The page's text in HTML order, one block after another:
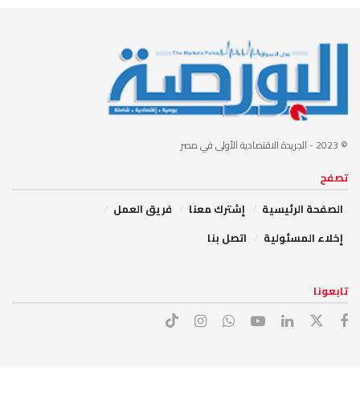
© 2023 - الجريدة الاقتصادية الأولى في مصر
تصفح
الصفحة الرئيسية
إشترك معنا
فريق العمل
إخلاء المسئولية
اتصل بنا
تابعونا